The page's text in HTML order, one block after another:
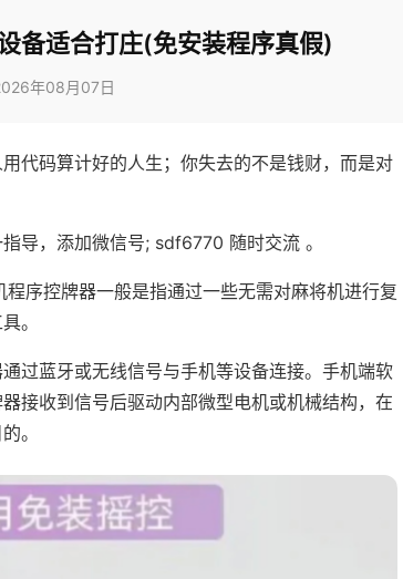
备适合打庄(免安装程序真假)
年08月07日
代码算计好的人生；你失去的不是钱财，而是对
导，添加微信号; sdf6770 随时交流 。
序控牌器一般是指通过一些无需对麻将机进行复
。
过蓝牙或无线信号与手机等设备连接。手机端软
接收到信号后驱动内部微型电机或机械结构，在
。